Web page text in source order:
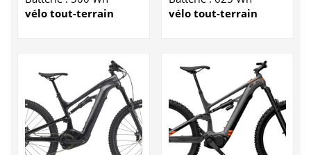
vélo tout-terrain
vélo tout-terrain